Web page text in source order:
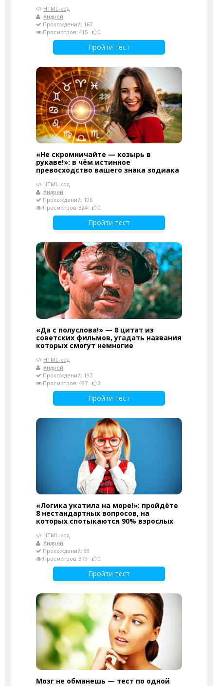
HTML-код
Андрей
Прохождений: 167
Просмотров: 415
0
Пройти тест
«Не скромничайте — козырь в
рукаве!»: в чём истинное
превосходство вашего знака зодиака
HTML-код
Андрей
Прохождений: 106
Просмотров: 324
0
Пройти тест
«Да с полуслова!» — 8 цитат из
советских фильмов, угадать названия
которых смогут немногие
HTML-код
Андрей
Прохождений: 197
Просмотров: 437
2
Пройти тест
«Логика укатила на море!»: пройдёте
8 нестандартных вопросов, на
которых спотыкаются 90% взрослых
HTML-код
Андрей
Прохождений: 88
Просмотров: 373
0
Пройти тест
Мозг не обманешь — тест по одной